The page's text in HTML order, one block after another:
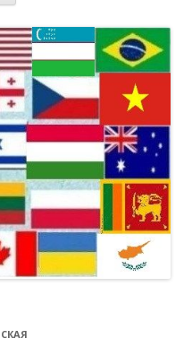
content